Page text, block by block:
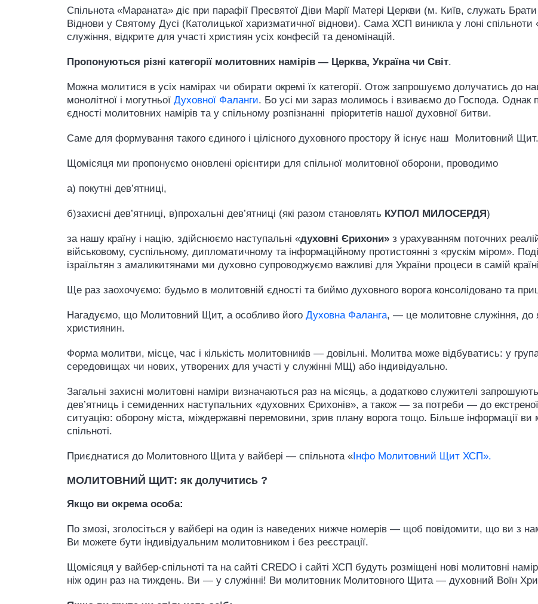
Спільнота «Мараната» діє при парафії Пресвятої Діви Марії Матері Церкви (м. Київ, служать
Віднови у Святому Дусі (Католицької харизматичної віднови). Сама ХСП виникла у лоні
служіння, відкрите для участі християн усіх конфесій та деномінацій.
Пропонуються різні категорії молитовних намірів — Церква, Україна чи Світ.
Можна молитися в усіх намірах чи обирати окремі їх категорії. Отож запрошуємо долучатись до
монолітної і могутньої Духовної Фаланги. Бо усі ми зараз молимось і взиваємо до Господа.
єдності молитовних намірів та у спільному розпізнанні пріоритетів нашої духовної битви.
Саме для формування такого єдиного і цілісного духовного простору й існує наш Молитовний Щит.
Щомісяця ми пропонуємо оновлені орієнтири для спільної молитовної оборони, проводимо
а) покутні дев’ятниці,
б)захисні дев’ятниці, в)прохальні дев’ятниці (які разом становлять КУПОЛ МИЛОСЕРДЯ)
за нашу країну і націю, здійснюємо наступальні «духовні Єрихони» з урахуванням поточних
військовому, суспільному, дипломатичному та інформаційному протистоянні з «рускім міром».
ізраїльтян з амаликитянами ми духовно супроводжуємо важливі для України процеси в самій країні,
Ще раз заохочуємо: будьмо в молитовній єдності та биймо духовного ворога консолідовано та
Нагадуємо, що Молитовний Щит, а особливо його Духовна Фаланга, — це молитовне служіння, до
християнин.
Форма молитви, місце, час і кількість молитовників — довільні. Молитва може відбуватись: у
середовищах чи нових, утворених для участі у служінні МЩ) або індивідуально.
Загальні захисні молитовні наміри визначаються раз на місяць, а додатково служителі
дев’ятниць і семиденних наступальних «духовних Єрихонів», а також — за потреби — до
ситуацію: оборону міста, міждержавні перемовини, зрив плану ворога тощо. Більше інформації
спільноті.
Приєднатися до Молитовного Щита у вайбері — спільнота «Інфо Молитовний Щит ХСП».
МОЛИТОВНИЙ ЩИТ: як долучитись ?
Якщо ви окрема особа:
По змозі, зголосіться у вайбері на один із наведених нижче номерів — щоб повідомити, що ви з
Ви можете бути індивідуальним молитовником і без реєстрації.
Щомісяця у вайбер-спільноті та на сайті CREDO і сайті ХСП будуть розміщені нові молитовні
ніж один раз на тиждень. Ви — у служінні! Ви молитовник Молитовного Щита — духовний Воїн